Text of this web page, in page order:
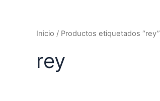
Inicio / Productos etiquetados “rey”
rey